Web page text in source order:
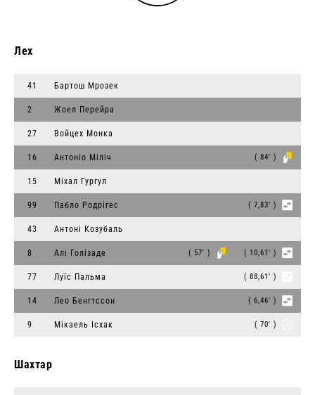
Лех
41 Бартош Мрозек
2 Жоел Перейра
27 Войцех Монка
16 Антоніо Міліч ( 84' )
15 Міхал Гургул
99 Пабло Родрігес ( 7,83' )
43 Антоні Козубаль
8 Алі Голізаде ( 57' ) ( 10,61' )
77 Луїс Пальма ( 88,61' )
14 Лео Бенгтссон ( 6,46' )
9 Мікаель Ісхак ( 70' )
Шахтар